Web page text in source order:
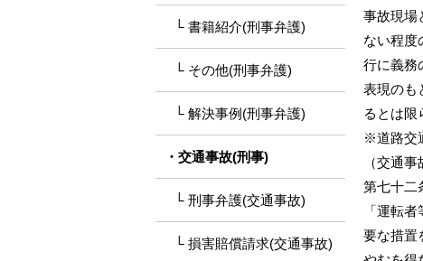
事故現場
ない程度
行に義務
表現のも
るとは限
※道路交
（交通
第七十二
「運転
要な措置
書籍紹介(刑事弁護)
その他(刑事弁護)
解決事例(刑事弁護)
交通事故(刑事)
刑事弁護(交通事故)
損害賠償請求(交通事故)